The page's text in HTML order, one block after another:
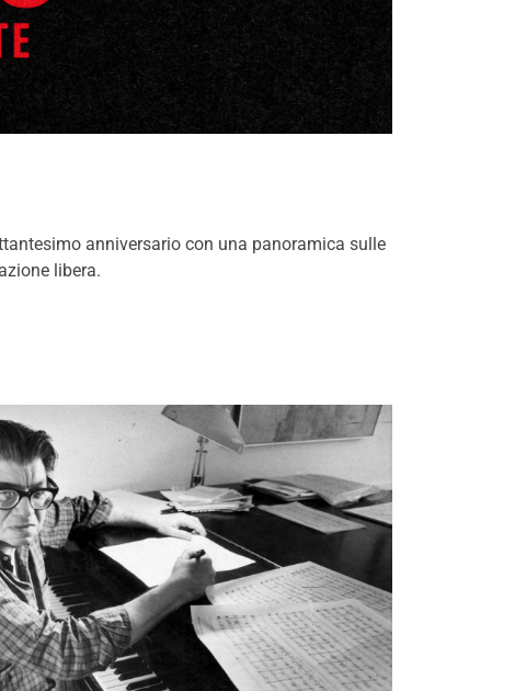
anniversario con una panoramica sulle
libera.